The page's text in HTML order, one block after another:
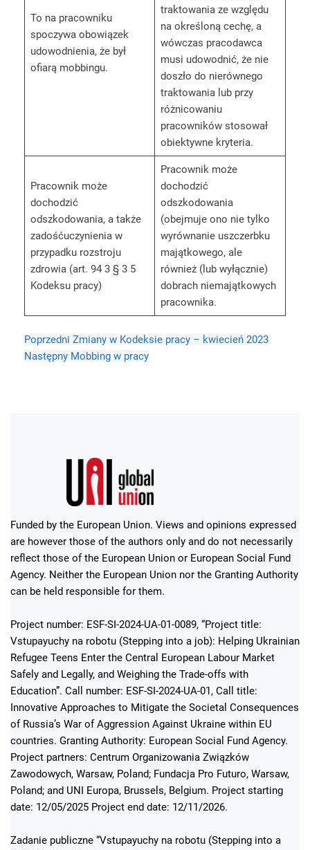
To na pracowniku
spoczywa obowiązek
udowodnienia, że był
ofiarą mobbingu.
traktowania ze względu
na określoną cechę, a
wówczas pracodawca
musi udowodnić, że nie
doszło do nierównego
traktowania lub przy
różnicowaniu
pracowników stosował
obiektywne kryteria.
Pracownik może
dochodzić
odszkodowania, a także
zadośćuczynienia w
przypadku rozstroju
zdrowia (art. 94 3 § 3 5
Kodeksu pracy)
Pracownik może
dochodzić
odszkodowania
(obejmuje ono nie tylko
wyrównanie uszczerbku
majątkowego, ale
również (lub wyłącznie)
dobrach niemajątkowych
pracownika.
Poprzedni Zmiany w Kodeksie pracy – kwiecień 2023
Następny Mobbing w pracy
Funded by the European Union. Views and opinions expressed
are however those of the authors only and do not necessarily
reflect those of the European Union or European Social Fund
Agency. Neither the European Union nor the Granting Authority
can be held responsible for them.
Project number: ESF-SI-2024-UA-01-0089, “Project title:
Vstupayuchy na robotu (Stepping into a job): Helping Ukrainian
Refugee Teens Enter the Central European Labour Market
Safely and Legally, and Weighing the Trade-offs with
Education”. Call number: ESF-SI-2024-UA-01, Call title:
Innovative Approaches to Mitigate the Societal Consequences
of Russia’s War of Aggression Against Ukraine within EU
countries. Granting Authority: European Social Fund Agency.
Project partners: Centrum Organizowania Związków
Zawodowych, Warsaw, Poland; Fundacja Pro Futuro, Warsaw,
Poland; and UNI Europa, Brussels, Belgium. Project starting
date: 12/05/2025 Project end date: 12/11/2026.
Zadanie publiczne “Vstupayuchy na robotu (Stepping into a